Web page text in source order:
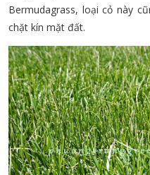
Bermudagrass, loại cỏ này
chặt kín mặt đất.